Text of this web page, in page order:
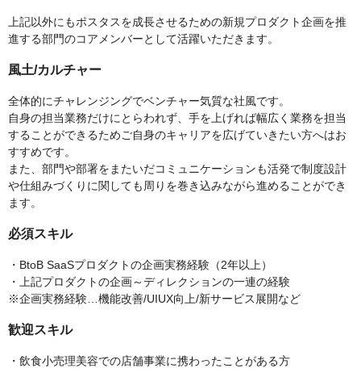
上記以外にもポスタスを成長させるための新規プロダクト企画を推
進する部門のコアメンバーとして活躍いただきます。
風土/カルチャー
全体的にチャレンジングでベンチャー気質な社風です。
自身の担当業務だけにとらわれず、手を上げれば幅広く業務を担当
することができるためご自身のキャリアを広げていきたい方へはお
すすめです。
また、部門や部署をまたいだコミュニケーションも活発で制度設計
や仕組みづくりに関しても周りを巻き込みながら進めることができ
ます。
必須スキル
・BtoB SaaSプロダクトの企画実務経験（2年以上）
・上記プロダクトの企画～ディレクションの一連の経験
※企画実務経験…機能改善/UIUX向上/新サービス展開など
歓迎スキル
・飲食小売理美容での店舗事業に携わったことがある方